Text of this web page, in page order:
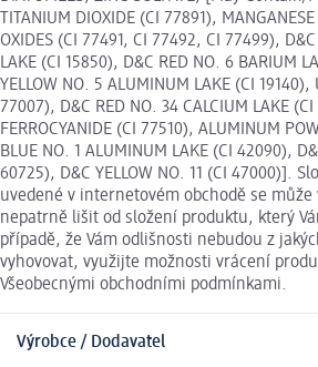
TITANIUM DIOXIDE (CI 77891),
OXIDES (CI 77491, CI 77492, CI 77499), D&C
LAKE (CI 15850), D&C RED NO. 6 BARIUM
YELLOW NO. 5 ALUMINUM LAKE (CI 19140),
77007), D&C RED NO. 34 CALCIUM LAKE (CI
FERROCYANIDE (CI 77510), ALUMINUM
BLUE NO. 1 ALUMINUM LAKE (CI 42090),
60725), D&C YELLOW NO. 11 (CI 47000)].
uvedené v internetovém obchodě se
nepatrně lišit od složení produktu, který
případě, že Vám odlišnosti nebudou z
vyhovovat, využijte možnosti vrácení
Všeobecnými obchodními podmínkami.
Výrobce / Dodavatel